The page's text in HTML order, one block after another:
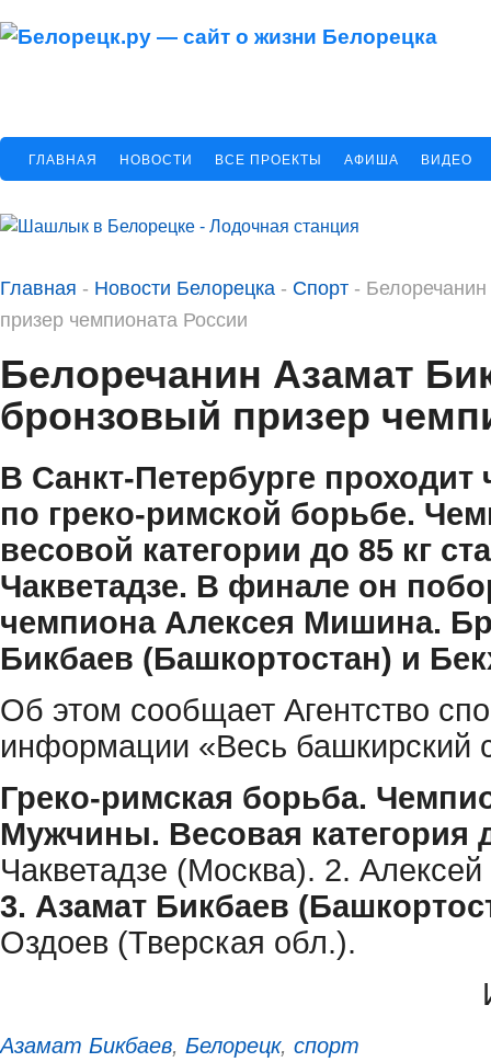
ГЛАВНАЯ НОВОСТИ ВСЕ ПРОЕКТЫ АФИША ВИДЕО
Главная - Новости Белорецка - Спорт -
призер чемпионата России
Белоречанин Азамат
бронзовый призер
В Санкт-Петербурге
по греко-римской борьбе.
весовой категории до 85 кг
Чакветадзе. В финале он
чемпиона Алексея Мишина.
Бикбаев (Башкортостан) и
Об этом сообщает Агентство
информации «Весь башкирский
Греко-римская борьба.
Мужчины. Весовая категория
Чакветадзе (Москва). 2.
3. Азамат Бикбаев
Оздоев (Тверская обл.).
Азамат Бикбаев, Белорецк, спорт